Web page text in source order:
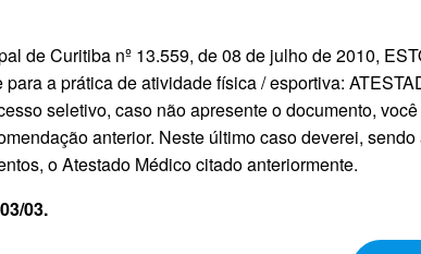
de Curitiba nº 13.559, de 08 de julho de 2010,
a prática de atividade física / esportiva:
seletivo, caso não apresente o documento,
anterior. Neste último caso deverei,
o Atestado Médico citado anteriormente.
03.